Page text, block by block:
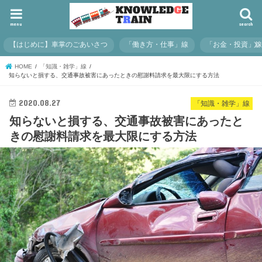
search
menu
【はじめに】車掌のごあいさつ 「働き方・仕事」線 「お金・投資」線
HOME
「知識・雑学」線
知らないと損する、交通事故被害にあったときの慰謝料請求を最大限にする方法
「知識・雑学」線
2020.08.27
知らないと損する、交通事故被害にあったと
きの慰謝料請求を最大限にする方法